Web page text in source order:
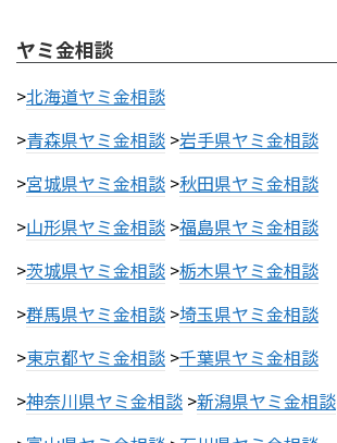
ヤミ金相談
>北海道ヤミ金相談
>青森県ヤミ金相談 >岩手県ヤミ金相談
>宮城県ヤミ金相談 >秋田県ヤミ金相談
>山形県ヤミ金相談 >福島県ヤミ金相談
>茨城県ヤミ金相談 >栃木県ヤミ金相談
>群馬県ヤミ金相談 >埼玉県ヤミ金相談
>東京都ヤミ金相談 >千葉県ヤミ金相談
>神奈川県ヤミ金相談 >新潟県ヤミ金相談